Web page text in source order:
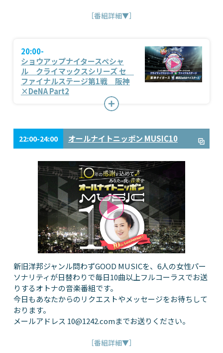
［番組詳細▼］
20:00-
ショウアップナイタースペシャ
ル クライマックスシリーズ セ
ファイナルステージ第1戦 阪神
×DeNA Part2
22:00-24:00 オールナイトニッポン MUSIC10
新旧洋邦ジャンル問わずGOOD MUSICを、6人の女性パー
ソナリティが日替わりで毎日10曲以上フルコーラスでお送
りするオトナの音楽番組です。
今日もあなたからのリクエストやメッセージをお待ちして
おります。
メールアドレス 10@1242.comまでお送りください。
［番組詳細▼］